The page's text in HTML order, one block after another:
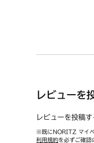
レビューを
レビューを投稿
※既にNORITZ マイペ
利用規約を必ずご確認